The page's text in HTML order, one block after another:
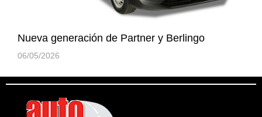
Nueva generación de Partner y Berlingo
06/05/2026